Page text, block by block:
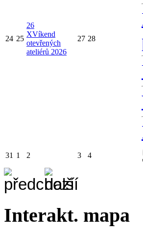
24 25
26
XVíkend
otevřených
ateliérů 2026
27 28
31 1 2 3 4
Interakt. mapa